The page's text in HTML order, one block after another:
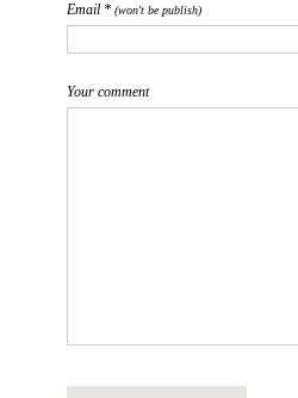
Email * (won't be publish)
Your comment